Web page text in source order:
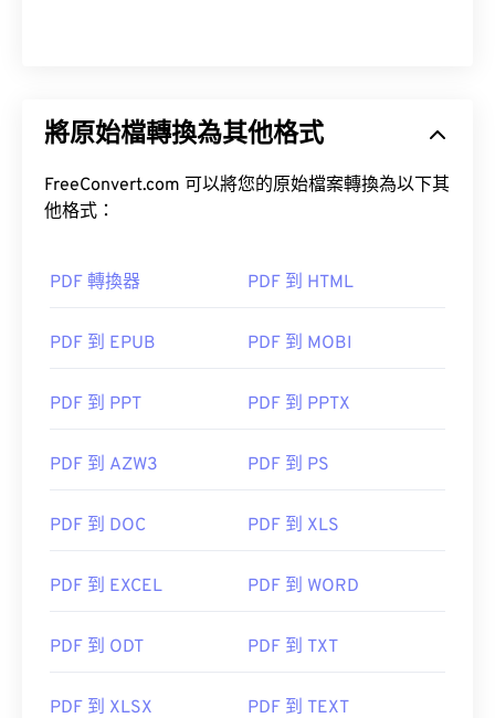
將原始檔轉換為其他格式
FreeConvert.com 可以將您的原始檔案轉換為以下其
他格式：
PDF 轉換器 PDF 到 HTML
PDF 到 EPUB PDF 到 MOBI
PDF 到 PPT PDF 到 PPTX
PDF 到 AZW3 PDF 到 PS
PDF 到 DOC PDF 到 XLS
PDF 到 EXCEL PDF 到 WORD
PDF 到 ODT PDF 到 TXT
PDF 到 XLSX PDF 到 TEXT